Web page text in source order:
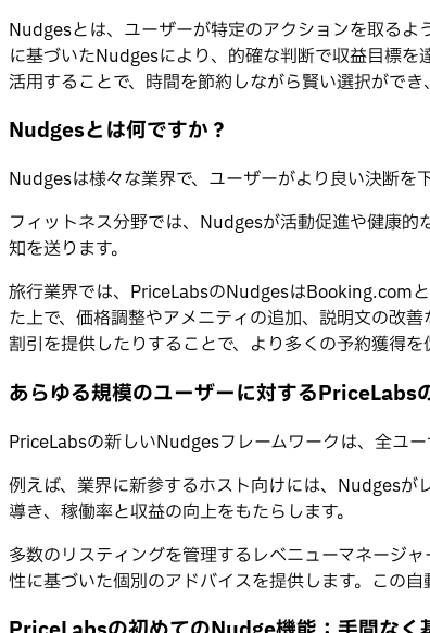
Nudgesとは、ユーザーが特定のアクションを取る
に基づいたNudgesにより、的確な判断で収益目標
活用することで、時間を節約しながら賢い選択がで
Nudgesとは何ですか？
Nudgesは様々な業界で、ユーザーがより良い決断を
フィットネス分野では、Nudgesが活動促進や健康
知を送ります。
旅行業界では、PriceLabsのNudgesはBooking.com
た上で、価格調整やアメニティの追加、説明文の改
割引を提供したりすることで、より多くの予約獲得を
あらゆる規模のユーザーに対するPriceLabs
PriceLabsの新しいNudgesフレームワークは、全ユ
例えば、業界に新参するホスト向けには、Nudgesが
導き、稼働率と収益の向上をもたらします。
多数のリスティングを管理するレベニューマネージ
性に基づいた個別のアドバイスを提供します。この